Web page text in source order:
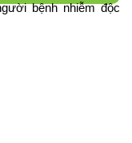
bệnh nhiễm độc